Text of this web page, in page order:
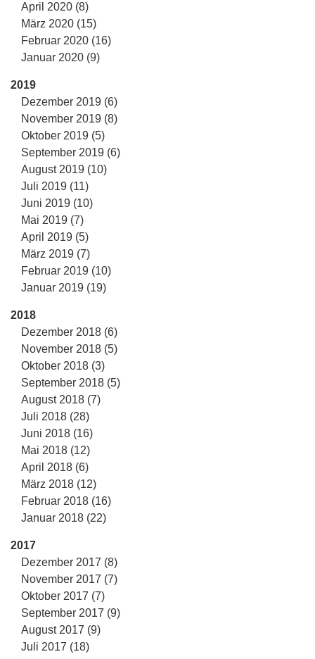
April 2020 (8)
März 2020 (15)
Februar 2020 (16)
Januar 2020 (9)
2019
Dezember 2019 (6)
November 2019 (8)
Oktober 2019 (5)
September 2019 (6)
August 2019 (10)
Juli 2019 (11)
Juni 2019 (10)
Mai 2019 (7)
April 2019 (5)
März 2019 (7)
Februar 2019 (10)
Januar 2019 (19)
2018
Dezember 2018 (6)
November 2018 (5)
Oktober 2018 (3)
September 2018 (5)
August 2018 (7)
Juli 2018 (28)
Juni 2018 (16)
Mai 2018 (12)
April 2018 (6)
März 2018 (12)
Februar 2018 (16)
Januar 2018 (22)
2017
Dezember 2017 (8)
November 2017 (7)
Oktober 2017 (7)
September 2017 (9)
August 2017 (9)
Juli 2017 (18)